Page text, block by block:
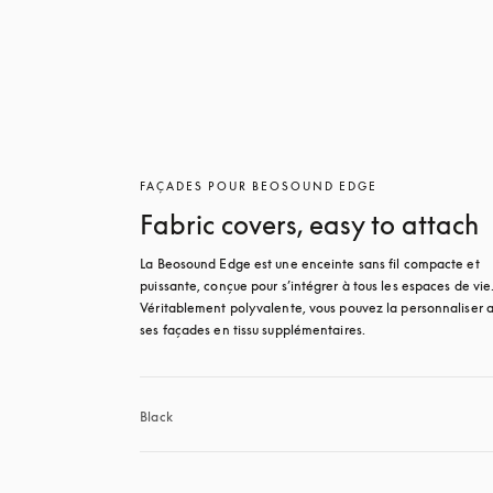
FAÇADES POUR BEOSOUND EDGE
Fabric covers, easy to attach
La Beosound Edge est une enceinte sans fil compacte et
puissante, conçue pour s’intégrer à tous les espaces de
Véritablement polyvalente, vous pouvez la personnaliser
ses façades en tissu supplémentaires.
Black